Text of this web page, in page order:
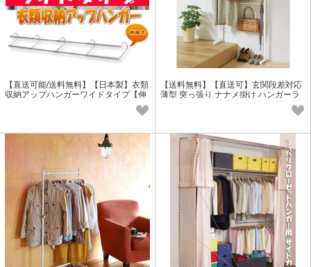
【直送可能/送料無料】【日本製】衣類
収納アップハンガーワイドタイプ【伸
【送料無料】【直送可】玄関段差対応
薄型 突っ張り ナナメ掛け ハンガーラ